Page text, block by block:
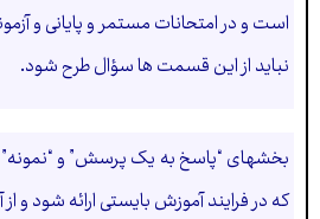
است و در امتحانات مستمر و پایانی و
نباید از این قسمت ها سؤال طرح شود.
بخشهای “پاسخ به یک پرسش” و
که در فرایند آموزش بایستی ارائه شود و